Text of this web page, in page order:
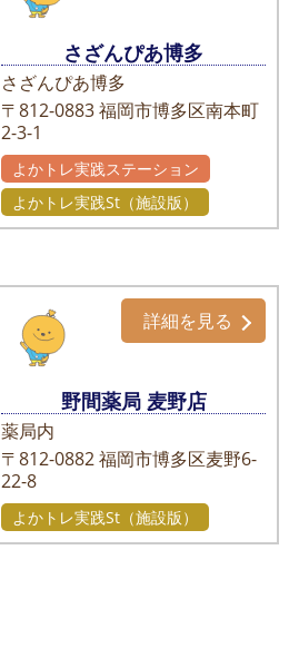
さざんぴあ博多
さざんぴあ博多
〒812-0883福岡市博多区南本町
2-3-1
よかトレ実践ステーション
よかトレ実践St（施設版）
野間薬局 麦野店
薬局内
〒812-0882福岡市博多区麦野6-
22-8
詳細を見る
よかトレ実践St（施設版）